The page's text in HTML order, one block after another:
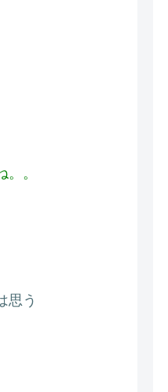
。
思う